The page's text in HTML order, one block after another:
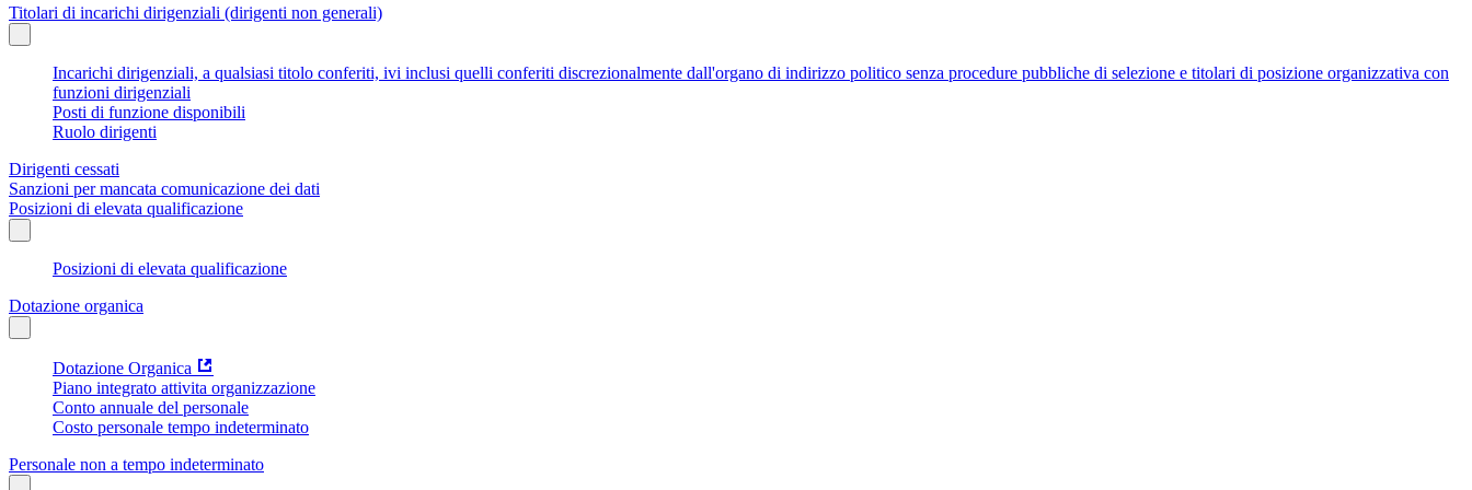
Titolari di incarichi dirigenziali (dirigenti non generali)
Incarichi dirigenziali, a qualsiasi titolo conferiti, ivi inclusi quelli conferiti discrezionalmente dall'organo di indirizzo politico senza procedure pubbliche di selezione e titolari di posizione organizzativa con
funzioni dirigenziali
Posti di funzione disponibili
Ruolo dirigenti
Dirigenti cessati
Sanzioni per mancata comunicazione dei dati
Posizioni di elevata qualificazione
Posizioni di elevata qualificazione
Dotazione organica
Dotazione Organica
Piano integrato attivita organizzazione
Conto annuale del personale
Costo personale tempo indeterminato
Personale non a tempo indeterminato